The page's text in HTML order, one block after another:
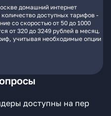
домашний интернет
доступных тарифов -
со скоростью от 50 до 1000
от 320 до 3249 рублей в месяц.
учитывая необходимые опции
доступны на пер